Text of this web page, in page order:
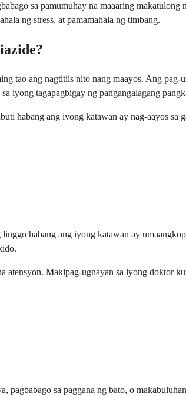
sa pamumuhay na maaaring makatulong
ng stress, at pamamahala ng timbang.
tao ang nagtitiis nito nang maayos. Ang pag-
iyong tagapagbigay ng pangangalagang
habang ang iyong katawan ay nag-aayos sa
habang ang iyong katawan ay
atensyon. Makipag-ugnayan sa iyong doktor
sa paggana ng bato, o